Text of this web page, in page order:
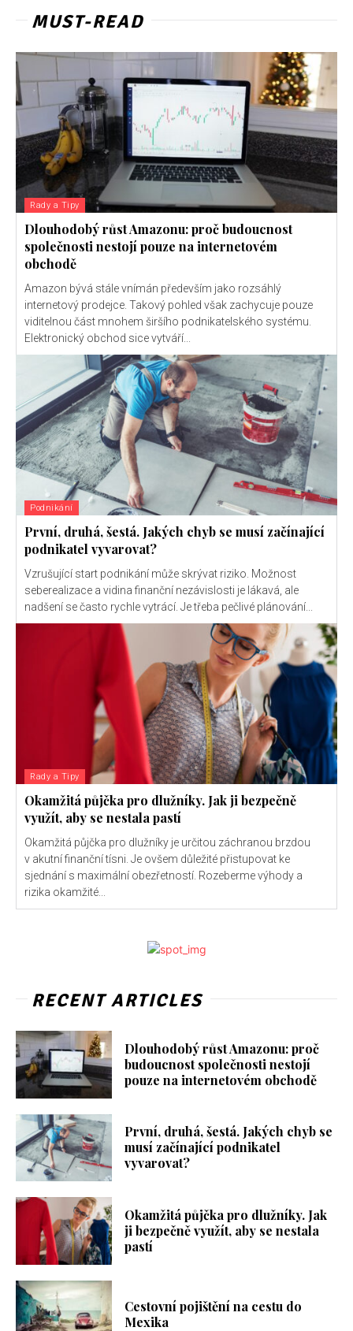
MUST-READ
Rady a Tipy
Dlouhodobý růst Amazonu: proč budoucnost
společnosti nestojí pouze na internetovém
obchodě
Amazon bývá stále vnímán především jako rozsáhlý
internetový prodejce. Takový pohled však zachycuje pouze
viditelnou část mnohem širšího podnikatelského systému.
Elektronický obchod sice vytváří...
Podnikání
První, druhá, šestá. Jakých chyb se musí začínající
podnikatel vyvarovat?
Vzrušující start podnikání může skrývat riziko. Možnost
seberealizace a vidina finanční nezávislosti je lákavá, ale
nadšení se často rychle vytrácí. Je třeba pečlivé plánování...
Rady a Tipy
Okamžitá půjčka pro dlužníky. Jak ji bezpečně
využít, aby se nestala pastí
Okamžitá půjčka pro dlužníky je určitou záchranou brzdou
v akutní finanční tísni. Je ovšem důležité přistupovat ke
sjednání s maximální obezřetností. Rozeberme výhody a
rizika okamžité...
RECENT ARTICLES
Dlouhodobý růst Amazonu: proč
budoucnost společnosti nestojí
pouze na internetovém obchodě
První, druhá, šestá. Jakých chyb se
musí začínající podnikatel
vyvarovat?
Okamžitá půjčka pro dlužníky. Jak
ji bezpečně využít, aby se nestala
pastí
Cestovní pojištění na cestu do
Mexika